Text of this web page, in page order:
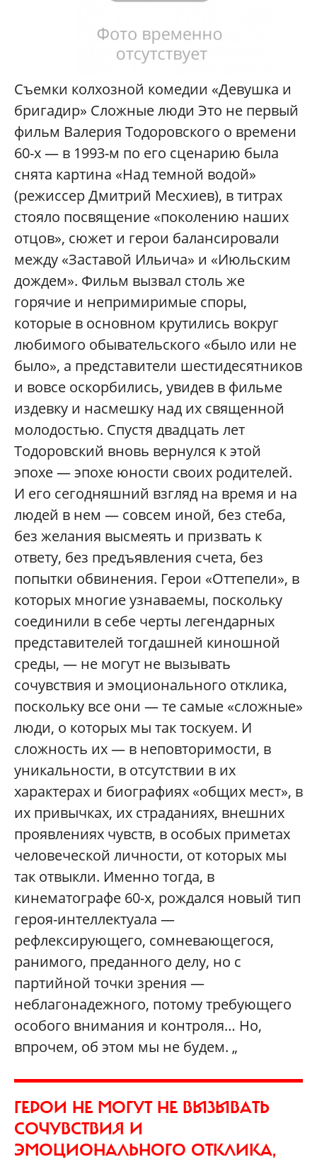
Съемки колхозной комедии «Девушка и
бригадир» Сложные люди Это не первый
фильм Валерия Тодоровского о времени
60-х — в 1993-м по его сценарию была
снята картина «Над темной водой»
(режиссер Дмитрий Месхиев), в титрах
стояло посвящение «поколению наших
отцов», сюжет и герои балансировали
между «Заставой Ильича» и «Июльским
дождем». Фильм вызвал столь же
горячие и непримиримые споры,
которые в основном крутились вокруг
любимого обывательского «было или не
было», а представители шестидесятников
и вовсе оскорбились, увидев в фильме
издевку и насмешку над их священной
молодостью. Спустя двадцать лет
Тодоровский вновь вернулся к этой
эпохе — эпохе юности своих родителей.
И его сегодняшний взгляд на время и на
людей в нем — совсем иной, без стеба,
без желания высмеять и призвать к
ответу, без предъявления счета, без
попытки обвинения. Герои «Оттепели», в
которых многие узнаваемы, поскольку
соединили в себе черты легендарных
представителей тогдашней киношной
среды, — не могут не вызывать
сочувствия и эмоционального отклика,
поскольку все они — те самые «сложные»
люди, о которых мы так тоскуем. И
сложность их — в неповторимости, в
уникальности, в отсутствии в их
характерах и биографиях «общих мест», в
их привычках, их страданиях, внешних
проявлениях чувств, в особых приметах
человеческой личности, от которых мы
так отвыкли. Именно тогда, в
кинематографе 60-х, рождался новый тип
героя-интеллектуала —
рефлексирующего, сомневающегося,
ранимого, преданного делу, но с
партийной точки зрения —
неблагонадежного, потому требующего
особого внимания и контроля… Но,
впрочем, об этом мы не будем. „
ГЕРОИ НЕ МОГУТ НЕ ВЫЗЫВАТЬ
СОЧУВСТВИЯ И
ЭМОЦИОНАЛЬНОГО ОТКЛИКА,